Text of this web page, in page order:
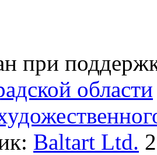
при
области
Baltart Ltd.